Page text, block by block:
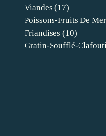
Viandes (17)
Poissons-Fruits De Mer
Friandises (10)
Gratin-Soufflé-